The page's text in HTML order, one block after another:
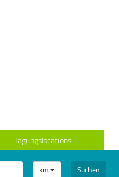
Tagungslocations
km Suchen